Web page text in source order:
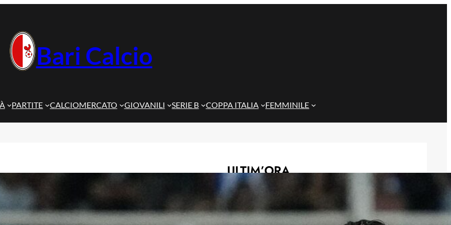
Bari Calcio
PARTITE CALCIOMERCATO GIOVANILI SERIE B COPPA ITALIA FEMMINILE
ULTIM’ORA
Gazzi e il legame con Bari: “Sempre